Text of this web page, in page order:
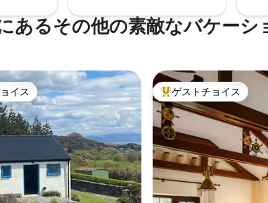
あるその他の素敵なバケーシ
トチョイスです。
イス 大好評のゲストチョイ
ゲストチョイス